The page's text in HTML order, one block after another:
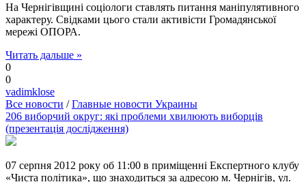
На Чернігівщині соціологи ставлять питання маніпулятивного
характеру. Свідками цього стали активісти Громадянської
мережі ОПОРА.
Читать дальше »
0
0
vadimklose
Все новости /Главные новости Украины
206 виборчий округ: які проблеми хвилюють виборців
(презентація дослідження)
07 серпня 2012 року об 11:00 в приміщенні Експертного клубу
«Чиста політика», що знаходиться за адресою м. Чернігів, ул.